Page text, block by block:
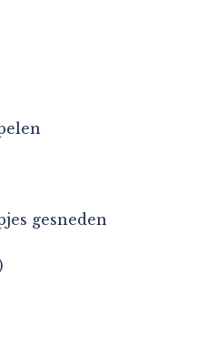
gesneden